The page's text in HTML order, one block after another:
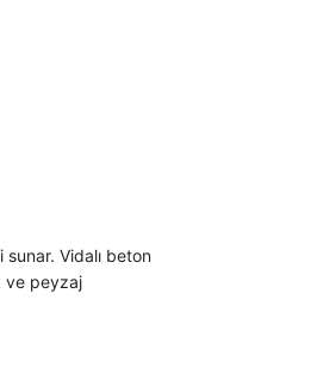
Vidalı beton
ve peyzaj